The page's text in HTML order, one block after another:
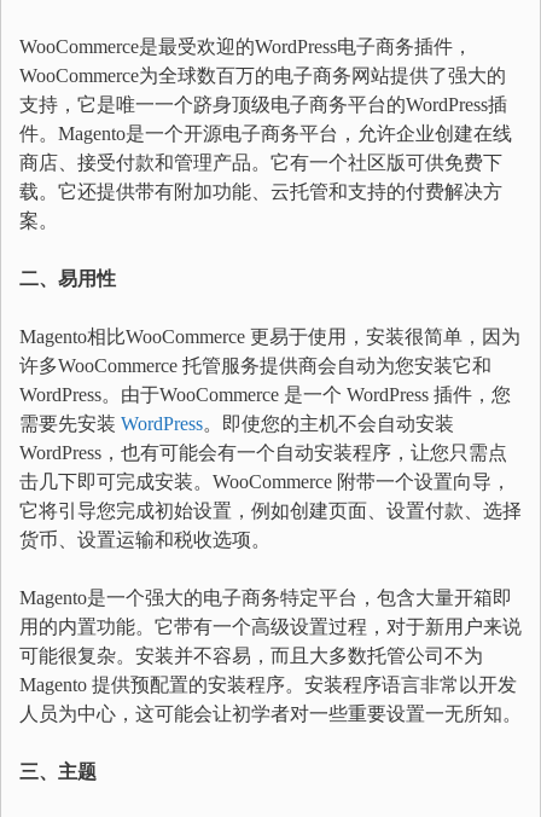
WooCommerce是最受欢迎的WordPress电子商务插件，
WooCommerce为全球数百万的电子商务网站提供了强大的
支持，它是唯一一个跻身顶级电子商务平台的WordPress插
件。Magento是一个开源电子商务平台，允许企业创建在线
商店、接受付款和管理产品。它有一个社区版可供免费下
载。它还提供带有附加功能、云托管和支持的付费解决方
案。
二、易用性
Magento相比WooCommerce 更易于使用，安装很简单，因为
许多WooCommerce 托管服务提供商会自动为您安装它和
WordPress。由于WooCommerce 是一个 WordPress 插件，您
需要先安装 WordPress。即使您的主机不会自动安装
WordPress，也有可能会有一个自动安装程序，让您只需点
击几下即可完成安装。WooCommerce 附带一个设置向导，
它将引导您完成初始设置，例如创建页面、设置付款、选择
货币、设置运输和税收选项。
Magento是一个强大的电子商务特定平台，包含大量开箱即
用的内置功能。它带有一个高级设置过程，对于新用户来说
可能很复杂。安装并不容易，而且大多数托管公司不为
Magento 提供预配置的安装程序。安装程序语言非常以开发
人员为中心，这可能会让初学者对一些重要设置一无所知。
三、主题